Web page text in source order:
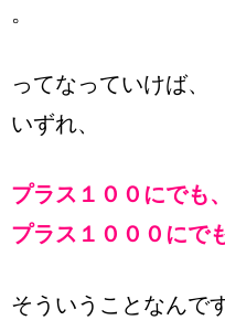
。
ってなっていけば、
いずれ、
プラス１００にでも、
プラス１０００にで
そういうことなんで